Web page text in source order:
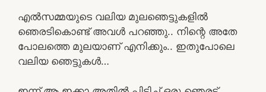
എൽസമ്മയുടെ വലിയ മുലഞെട്ടുകളിൽ
ഞെരടികൊണ്ട് അവൾ പറഞ്ഞു.. നിന്റെ അതേ
പോലത്തെ മുലയാണ് എനിക്കും.. ഇതുപോലെ
വലിയ ഞെട്ടുകൾ…